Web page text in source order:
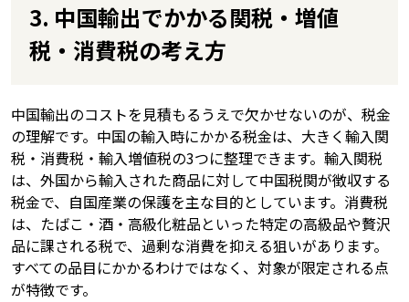
3. 中国輸出でかかる関税・増値
税・消費税の考え方
中国輸出のコストを見積もるうえで欠かせないのが、税金
の理解です。中国の輸入時にかかる税金は、大きく輸入関
税・消費税・輸入増値税の3つに整理できます。輸入関税
は、外国から輸入された商品に対して中国税関が徴収する
税金で、自国産業の保護を主な目的としています。消費税
は、たばこ・酒・高級化粧品といった特定の高級品や贅沢
品に課される税で、過剰な消費を抑える狙いがあります。
すべての品目にかかるわけではなく、対象が限定される点
が特徴です。